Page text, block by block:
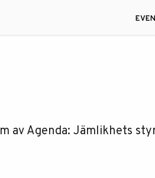
av Agenda: Jämlikhets